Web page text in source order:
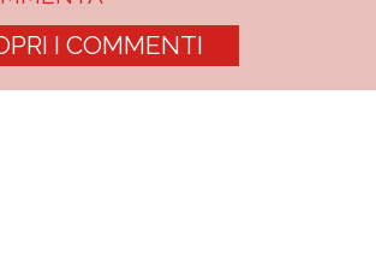
I COMMENTI